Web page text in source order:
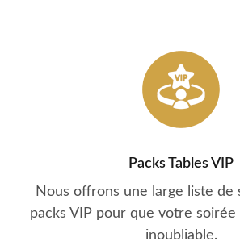
Packs Tables VIP
Nous offrons une large liste de
packs VIP pour que votre
inoubliable.